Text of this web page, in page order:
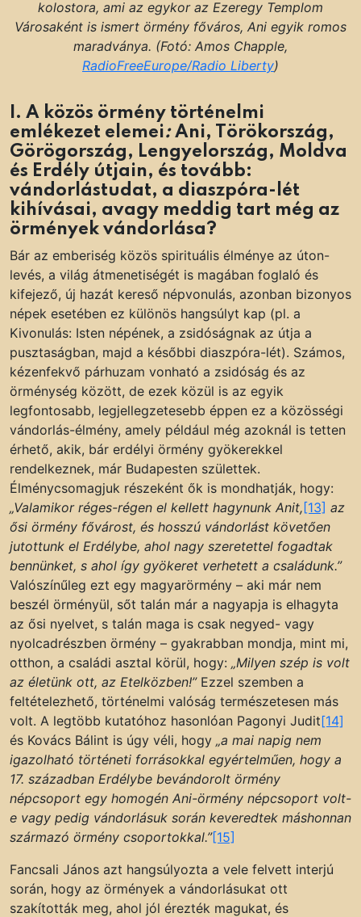
kolostora, ami az egykor az Ezeregy Templom
Városaként is ismert örmény főváros, Ani egyik romos
maradványa. (Fotó: Amos Chapple,
RadioFreeEurope/Radio Liberty)
I. A közös örmény történelmi
emlékezet elemei:Ani, Törökország,
Görögország, Lengyelország, Moldva
és Erdély útjain, és tovább:
vándorlástudat, a diaszpóra-lét
kihívásai, avagy meddig tart még az
örmények vándorlása?
Bár az emberiség közös spirituális élménye az úton-
levés, a világ átmenetiségét is magában foglaló és
kifejező, új hazát kereső népvonulás, azonban bizonyos
népek esetében ez különös hangsúlyt kap (pl. a
Kivonulás: Isten népének, a zsidóságnak az útja a
pusztaságban, majd a későbbi diaszpóra-lét). Számos,
kézenfekvő párhuzam vonható a zsidóság és az
örménység között, de ezek közül is az egyik
legfontosabb, legjellegzetesebb éppen ez a közösségi
vándorlás-élmény, amely például még azoknál is tetten
érhető, akik, bár erdélyi örmény gyökerekkel
rendelkeznek, már Budapesten születtek.
Élménycsomagjuk részeként ők is mondhatják, hogy:
„Valamikor réges-régen el kellett hagynunk Anit,[13] az
ősi örmény fővárost, és hosszú vándorlást követően
jutottunk el Erdélybe, ahol nagy szeretettel fogadtak
bennünket, s ahol így gyökeret verhetett a családunk.”
Valószínűleg ezt egy magyarörmény – aki már nem
beszél örményül, sőt talán már a nagyapja is elhagyta
az ősi nyelvet, s talán maga is csak negyed- vagy
nyolcadrészben örmény – gyakrabban mondja, mint mi,
otthon, a családi asztal körül, hogy: „Milyen szép is volt
az életünk ott, az Etelközben!”Ezzel szemben a
feltételezhető, történelmi valóság természetesen más
volt. A legtöbb kutatóhoz hasonlóan Pagonyi Judit[14]
és Kovács Bálint is úgy véli, hogy „a mai napig nem
igazolható történeti forrásokkal egyértelműen, hogy a
17. században Erdélybe bevándorolt örmény
népcsoport egy homogén Ani-örmény népcsoport volt-
e vagy pedig vándorlásuk során keveredtek máshonnan
származó örmény csoportokkal.”[15]
Fancsali János azt hangsúlyozta a vele felvett interjú
során, hogy az örmények a vándorlásukat ott
szakították meg, ahol jól érezték magukat, és